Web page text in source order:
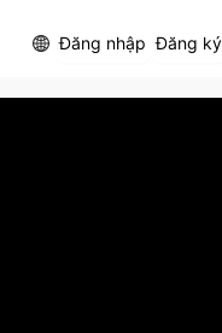
Đăng nhập Đăng ký